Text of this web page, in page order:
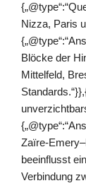
Nizza, Paris
Blöcke der
Mittelfeld,
beeinflusst
Verbindung